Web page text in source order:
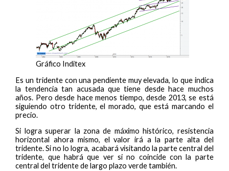
Gráfico Inditex
Es un tridente con una pendiente muy elevada, lo que indica
la tendencia tan acusada que tiene desde hace muchos
años. Pero desde hace menos tiempo, desde 2013, se está
siguiendo otro tridente, el morado, que está marcando el
precio.
Si logra superar la zona de máximo histórico, resistencia
horizontal ahora mismo, el valor irá a la parte alta del
tridente. Si no lo logra, acabará visitando la parte central del
tridente, que habrá que ver si no coincide con la parte
central del tridente de largo plazo verde también.